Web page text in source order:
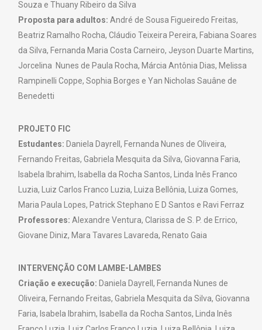
Souza e Thuany Ribeiro da Silva
Proposta para adultos: André de Sousa Figueiredo Freitas,
Beatriz Ramalho Rocha, Cláudio Teixeira Pereira, Fabiana Soares
da Silva, Fernanda Maria Costa Carneiro, Jeyson Duarte Martins,
Jorcelina Nunes de Paula Rocha, Márcia Antônia Dias, Melissa
Rampinelli Coppe, Sophia Borges e Yan Nicholas Sauâne de
Benedetti
PROJETO FIC
Estudantes: Daniela Dayrell, Fernanda Nunes de Oliveira,
Fernando Freitas, Gabriela Mesquita da Silva, Giovanna Faria,
Isabela Ibrahim, Isabella da Rocha Santos, Linda Inês Franco
Luzia, Luiz Carlos Franco Luzia, Luiza Bellônia, Luiza Gomes,
Maria Paula Lopes, Patrick Stephano E D Santos e Ravi Ferraz
Professores: Alexandre Ventura, Clarissa de S. P. de Errico,
Giovane Diniz, Mara Tavares Lavareda, Renato Gaia
INTERVENÇÃO COM LAMBE-LAMBES
Criação e execução: Daniela Dayrell, Fernanda Nunes de
Oliveira, Fernando Freitas, Gabriela Mesquita da Silva, Giovanna
Faria, Isabela Ibrahim, Isabella da Rocha Santos, Linda Inês